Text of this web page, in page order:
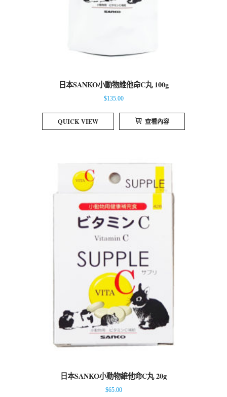
日本SANKO小動物維他命C丸 100g
$135.00
QUICK VIEW 查看內容
日本SANKO小動物維他命C丸 20g
$65.00